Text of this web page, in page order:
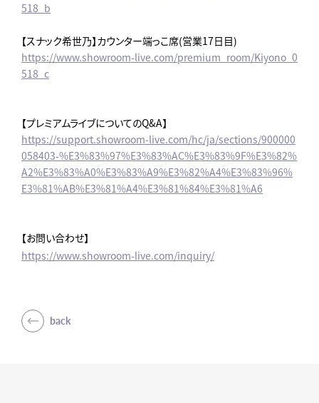
518_b
【スナック希世乃】カウンター端っこ席(営業17日目)
https://www.showroom-live.com/premium_room/Kiyono_0
518_c
【プレミアムライブについてのQ&A】
https://support.showroom-live.com/hc/ja/sections/900000
058403-%E3%83%97%E3%83%AC%E3%83%9F%E3%82%
A2%E3%83%A0%E3%83%A9%E3%82%A4%E3%83%96%
E3%81%AB%E3%81%A4%E3%81%84%E3%81%A6
【お問い合わせ】
https://www.showroom-live.com/inquiry/
back